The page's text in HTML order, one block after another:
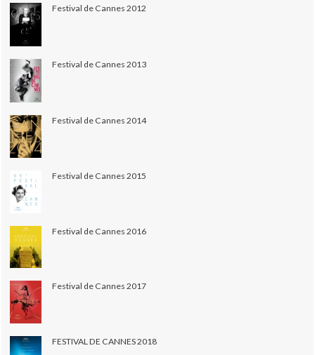
Festival de Cannes 2012
Festival de Cannes 2013
Festival de Cannes 2014
Festival de Cannes 2015
Festival de Cannes 2016
Festival de Cannes 2017
FESTIVAL DE CANNES 2018